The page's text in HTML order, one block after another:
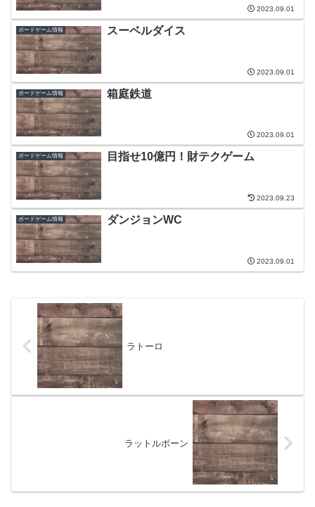
2023.09.01
ボードゲーム情報 スーベルダイス
2023.09.01
ボードゲーム情報 箱庭鉄道
2023.09.01
ボードゲーム情報 目指せ10億円！財テクゲーム
2023.09.23
ボードゲーム情報 ダンジョンWC
2023.09.01
ラトーロ
ラットルボーン